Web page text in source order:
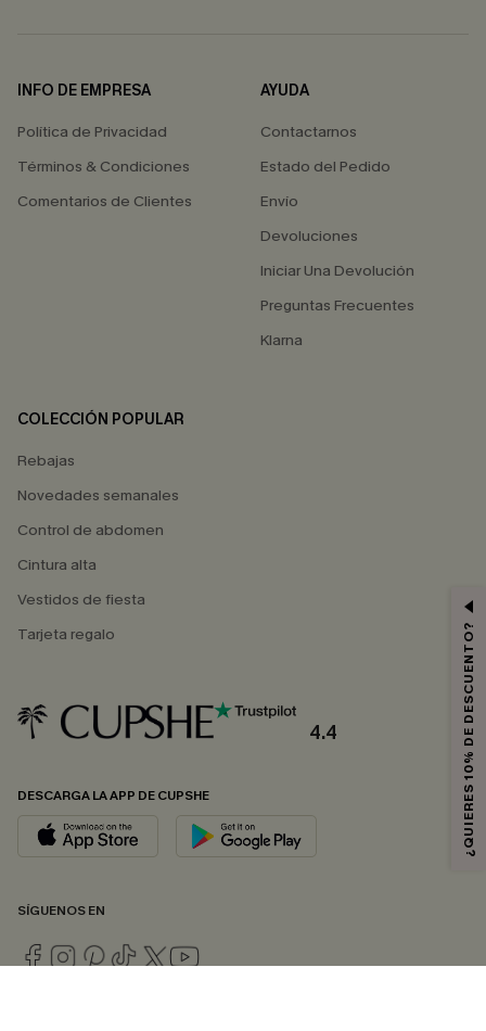
INFO DE EMPRESA
Política de Privacidad
Términos & Condiciones
Comentarios de Clientes
AYUDA
Contactarnos
Estado del Pedido
Envío
Devoluciones
Iniciar Una Devolución
Preguntas Frecuentes
Klarna
COLECCIÓN POPULAR
Rebajas
Novedades semanales
Control de abdomen
Cintura alta
Vestidos de fiesta
Tarjeta regalo
4.4
DESCARGA LA APP DE CUPSHE
SÍGUENOS EN
¿QUIERES 10% DE DESCUENTO?